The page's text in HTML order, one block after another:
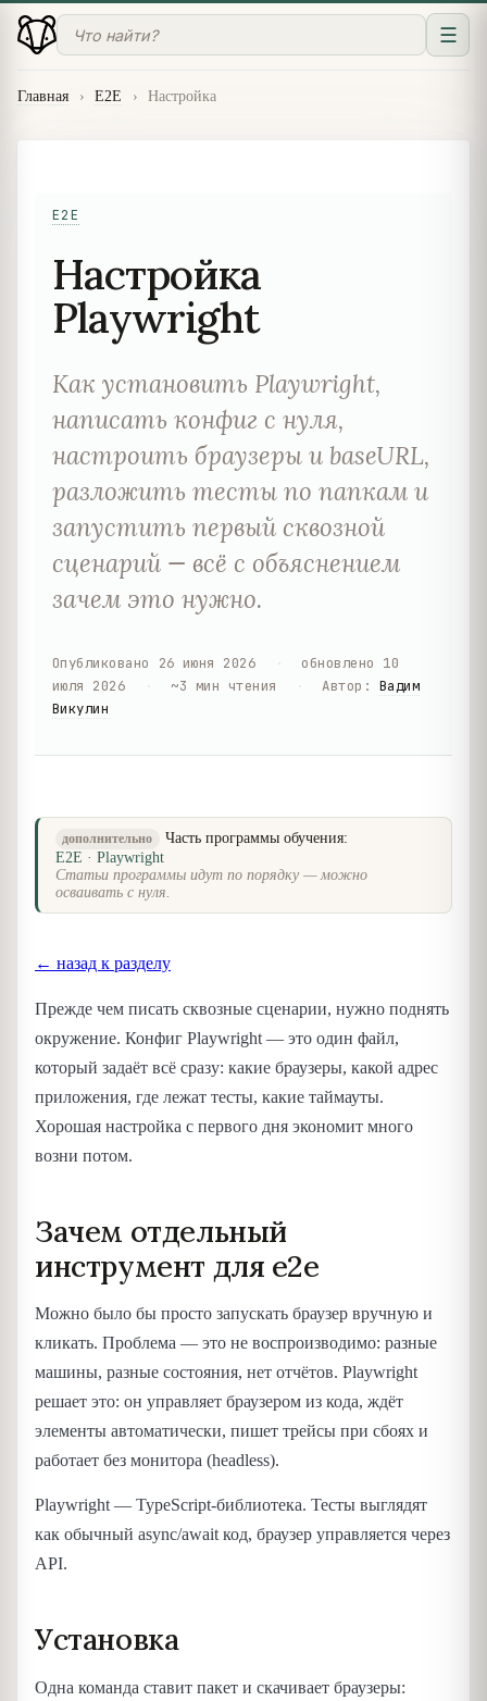
☰
Главная › E2E › Настройка
E2E
Настройка
Playwright
Как установить Playwright,
написать конфиг с нуля,
настроить браузеры и baseURL,
разложить тесты по папкам и
запустить первый сквозной
сценарий — всё с объяснением
зачем это нужно.
Опубликовано 26 июня 2026 обновлено 10
июля 2026
~3 мин чтения Автор : Вадим
Викулин
дополнительно
Часть программы обучения:
E2E · Playwright
Статьи программы идут по порядку — можно
осваивать с нуля.
← назад к разделу
Прежде чем писать сквозные сценарии, нужно поднять
окружение. Конфиг Playwright — это один файл,
который задаёт всё сразу: какие браузеры, какой адрес
приложения, где лежат тесты, какие таймауты.
Хорошая настройка с первого дня экономит много
возни потом.
Зачем отдельный
инструмент для e2e
Можно было бы просто запускать браузер вручную и
кликать. Проблема — это не воспроизводимо: разные
машины, разные состояния, нет отчётов. Playwright
решает это: он управляет браузером из кода, ждёт
элементы автоматически, пишет трейсы при сбоях и
работает без монитора (headless).
Playwright — TypeScript-библиотека. Тесты выглядят
как обычный async/await код, браузер управляется через
API.
Установка
Одна команда ставит пакет и скачивает браузеры: